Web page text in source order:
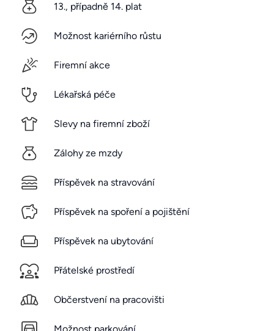
13., případně 14. plat
Možnost kariérního růstu
Firemní akce
Lékařská péče
Slevy na firemní zboží
Zálohy ze mzdy
Příspěvek na stravování
Příspěvek na spoření a pojištění
Příspěvek na ubytování
Přátelské prostředí
Občerstvení na pracovišti